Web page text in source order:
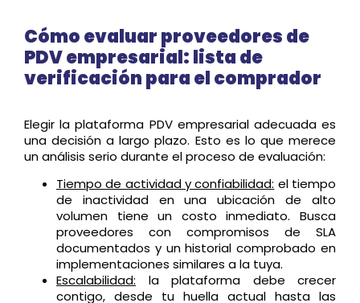
Cómo evaluar proveedores de
PDV empresarial: lista de
verificación para el comprador
Elegir la plataforma PDV empresarial adecuada es
una decisión a largo plazo. Esto es lo que merece
un análisis serio durante el proceso de evaluación:
Tiempo de actividad y confiabilidad: el tiempo
de inactividad en una ubicación de alto
volumen tiene un costo inmediato. Busca
proveedores con compromisos de SLA
documentados y un historial comprobado en
implementaciones similares a la tuya.
Escalabilidad:
la plataforma debe crecer
contigo, desde tu huella actual hasta las